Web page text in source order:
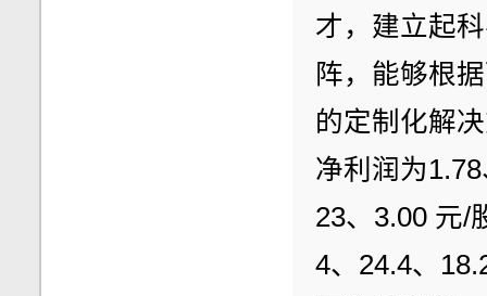
才，建立起
阵，能够根
的定制化解
净利润为
23、3.00 元/
4、24.4、